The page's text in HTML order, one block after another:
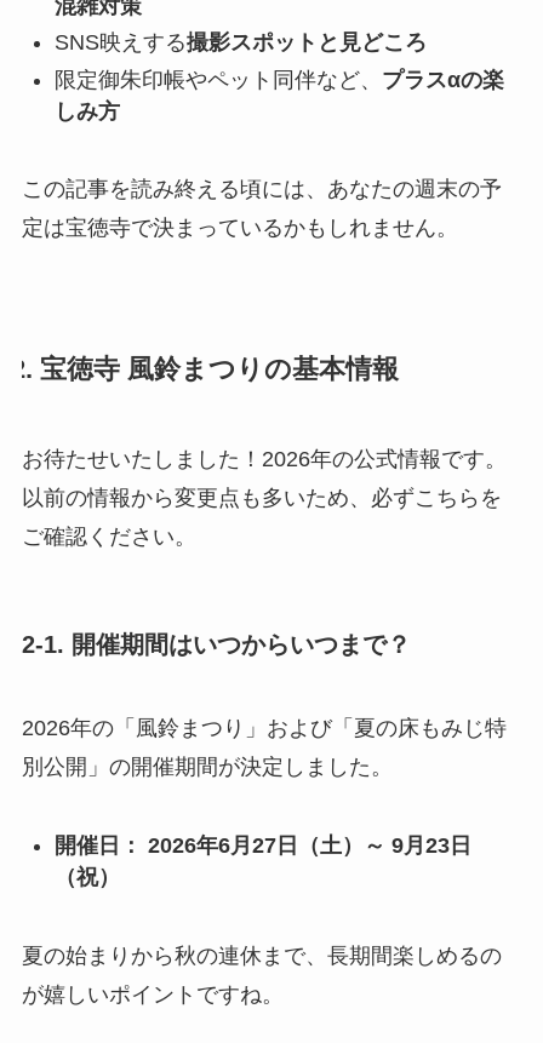
混雑対策
SNS映えする撮影スポットと見どころ
限定御朱印帳やペット同伴など、 プラスαの楽
しみ方
この記事を読み終える頃には、あなたの週末の予
定は宝徳寺で決まっているかもしれません。
2. 宝徳寺 風鈴まつりの基本情報
お待たせいたしました！2026年の公式情報です。
以前の情報から変更点も多いため、必ずこちらを
ご確認ください。
2-1. 開催期間はいつからいつまで？
2026年の「風鈴まつり」および「夏の床もみじ特
別公開」の開催期間が決定しました。
開催日： 2026年6月27日（土）～ 9月23日
（祝）
夏の始まりから秋の連休まで、長期間楽しめるの
が嬉しいポイントですね。